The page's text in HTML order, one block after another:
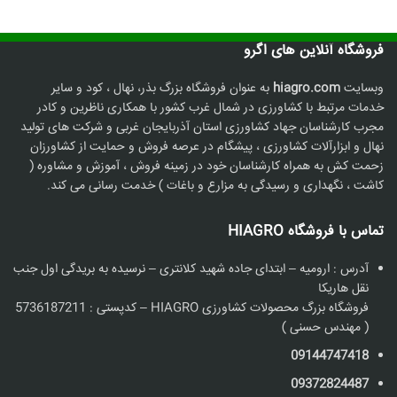
فروشگاه آنلاین های اگرو
وبسایتhiagro.com به عنوان فروشگاه بزرگ بذر، نهال ، کود و سایر
خدمات مرتبط با کشاورزی در شمال غرب کشور با همکاری ناظرین و کادر
مجرب کارشناسان جهاد کشاورزی استان آذربایجان غربی و شرکت های تولید
نهال و ابزارآلات کشاورزی ، پیشگام در عرصه فروش و حمایت از کشاورزان
زحمت کش به همراه کارشناسان خود در زمینه فروش ، آموزش و مشاوره (
کاشت ، نگهداری و رسیدگی به مزارع و باغات ) خدمت رسانی می کند.
تماس با فروشگاه HIAGRO
آدرس : ارومیه – ابتدای جاده شهید کلانتری – نرسیده به بریدگی اول جنب
نقل هاریکا
فروشگاه بزرگ محصولات کشاورزی HIAGRO – کدپستی : 5736187211
( مهندس حسنی )
09144747418
09372824487